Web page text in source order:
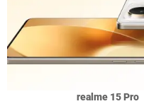
realme 15 Pro